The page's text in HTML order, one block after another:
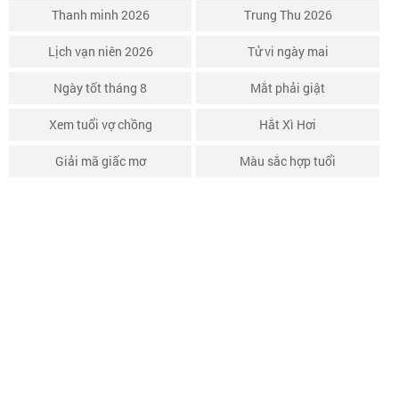
Thanh minh 2026 Trung Thu 2026
Lịch vạn niên 2026 Tử vi ngày mai
Ngày tốt tháng 8 Mắt phải giật
Xem tuổi vợ chồng Hắt Xì Hơi
Giải mã giấc mơ Màu sắc hợp tuổi